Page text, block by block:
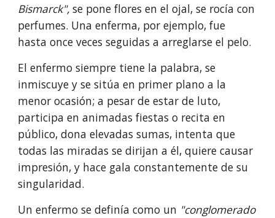
Bismarck", se pone flores en el ojal, se rocía con
perfumes. Una enferma, por ejemplo, fue
hasta once veces seguidas a arreglarse el pelo.
El enfermo siempre tiene la palabra, se
inmiscuye y se sitúa en primer plano a la
menor ocasión; a pesar de estar de luto,
participa en animadas fiestas o recita en
público, dona elevadas sumas, intenta que
todas las miradas se dirijan a él, quiere causar
impresión, y hace gala constantemente de su
singularidad.
Un enfermo se definía como un "conglomerado